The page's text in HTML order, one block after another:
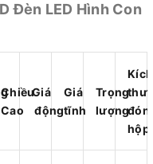
Đèn LED Hình Con
Chiều
Cao
Giá
động
Giá
tĩnh
Trọng
lượng
Kích
hộp